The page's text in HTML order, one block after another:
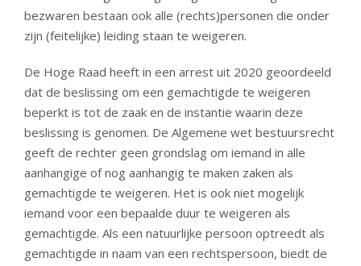
bezwaren bestaan ook alle (rechts)personen die onder
zijn (feitelijke) leiding staan te weigeren.
De Hoge Raad heeft in een arrest uit 2020 geoordeeld
dat de beslissing om een gemachtigde te weigeren
beperkt is tot de zaak en de instantie waarin deze
beslissing is genomen. De Algemene wet bestuursrecht
geeft de rechter geen grondslag om iemand in alle
aanhangige of nog aanhangig te maken zaken als
gemachtigde te weigeren. Het is ook niet mogelijk
iemand voor een bepaalde duur te weigeren als
gemachtigde. Als een natuurlijke persoon optreedt als
gemachtigde in naam van een rechtspersoon, biedt de